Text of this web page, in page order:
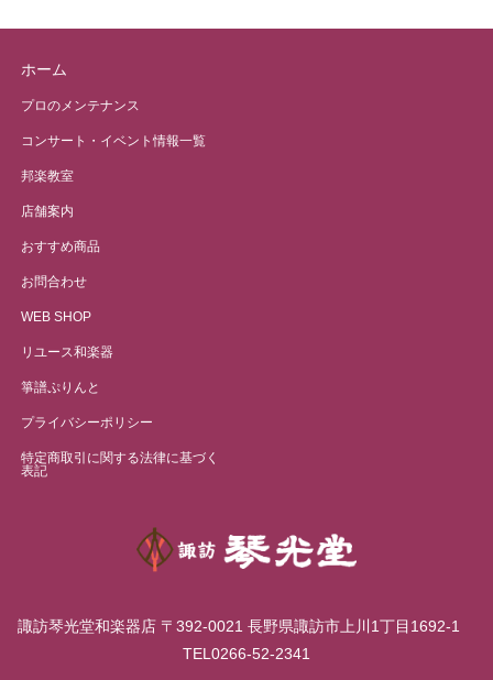
ホーム
プロのメンテナンス
コンサート・イベント情報一覧
邦楽教室
店舗案内
おすすめ商品
お問合わせ
WEB SHOP
リユース和楽器
箏譜ぷりんと
プライバシーポリシー
特定商取引に関する法律に基づく
表記
諏訪琴光堂和楽器店 〒392-0021 長野県諏訪市上川1丁目1692-1
TEL0266-52-2341